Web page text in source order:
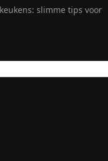
slimme tips voor